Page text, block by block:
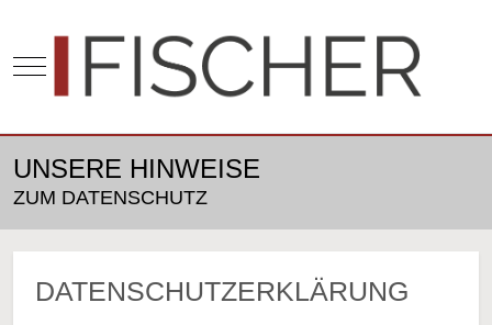
Mobile Menu Toggle
UNSERE HINWEISE
ZUM DATENSCHUTZ
DATENSCHUTZERKLÄRUNG